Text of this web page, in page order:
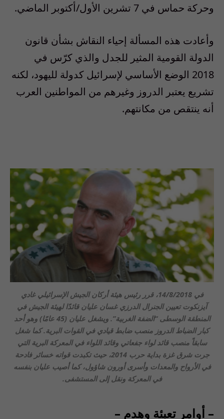
وحركة حماس في 7 تشرين الأول/أكتوبر الماضي.
وأعادت هذه المسألة إحياء النقاش بشأن قانون
الدولة القومية المثير للجدل والذي كرّس في
2018 الوضع الأساسي لإسرائيل كدولة لليهود، لكنه
تشريع يعتبر الدروز وغيرهم من المواطنين العرب
أنه ينتقص من مكانتهم.
في 14/8/2018، قرر رئيس هيئة أركان الجيش الإسرائيلي غادي
آيزنكوت تعيين الجنرال الدرزي غسان عليان قائدًا لهيئة الجيش في
المنطقة الوسطى “الضفة الغربية”. ويشغل عليان (45 عامًا) وهو أحد
كبار الضباط الدروز منصب ضابط قيادي في القوات البرية. كما شغل
سابقاً منصب قائد لواء جفعاتي وقائد اللواء في المعركة البرية التي
جرت شرق غزة بداية حرب 2014، حيث تكبدت قواته خسائر فادحة
في الأرواح والمعدات وأسرى أورون شاؤول، كما أصيب عليان بنفسه
في المعركة ونقل إلى المستشفى.
– أوامر تعبئة وهدم –